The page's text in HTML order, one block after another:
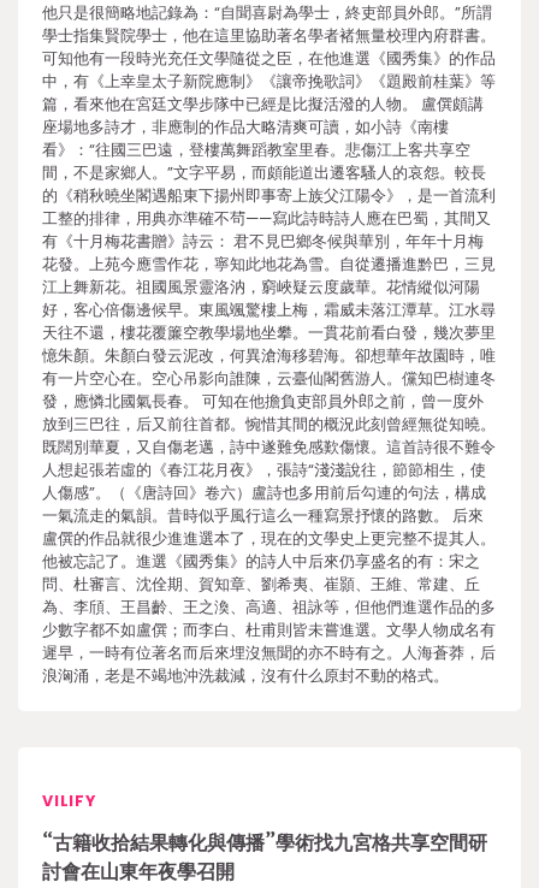
他只是很簡略地記錄為：“自聞喜尉為學士，終吏部員外郎。”所謂
學士指集賢院學士，他在這里協助著名學者褚無量校理內府群書。
可知他有一段時光充任文學隨從之臣，在他進選《國秀集》的作品
中，有《上幸皇太子新院應制》《讓帝挽歌詞》《題殿前桂葉》等
篇，看來他在宮廷文學步隊中已經是比擬活潑的人物。 盧僎頗講
座場地多詩才，非應制的作品大略清爽可讀，如小詩《南樓
看》：“往國三巴遠，登樓萬舞蹈教室里春。悲傷江上客共享空
間，不是家鄉人。”文字平易，而頗能道出遷客騷人的哀怨。較長
的《稍秋曉坐閣遇船東下揚州即事寄上族父江陽令》，是一首流利
工整的排律，用典亦準確不茍——寫此詩時詩人應在巴蜀，其間又
有《十月梅花書贈》詩云： 君不見巴鄉冬候與華別，年年十月梅
花發。上苑今應雪作花，寧知此地花為雪。自從遷播進黔巴，三見
江上舞新花。祖國風景靈洛汭，窮峽疑云度歲華。花情縱似河陽
好，客心倍傷邊候早。東風颯驚樓上梅，霜威未落江潭草。江水尋
天往不還，樓花覆簾空教學場地坐攀。一貫花前看白發，幾次夢里
憶朱顏。朱顏白發云泥改，何異滄海移碧海。卻想華年故園時，唯
有一片空心在。空心吊影向誰陳，云臺仙閣舊游人。儻知巴樹連冬
發，應憐北國氣長春。 可知在他擔負吏部員外郎之前，曾一度外
放到三巴往，后又前往首都。惋惜其間的概況此刻曾經無從知曉。
既闊別華夏，又自傷老邁，詩中遂難免感歎傷懷。這首詩很不難令
人想起張若虛的《春江花月夜》，張詩“淺淺說往，節節相生，使
人傷感”。（《唐詩回》卷六）盧詩也多用前后勾連的句法，構成
一氣流走的氣韻。昔時似乎風行這么一種寫景抒懷的路數。 后來
盧僎的作品就很少進進選本了，現在的文學史上更完整不提其人。
他被忘記了。進選《國秀集》的詩人中后來仍享盛名的有：宋之
問、杜審言、沈佺期、賀知章、劉希夷、崔顥、王維、常建、丘
為、李頎、王昌齡、王之渙、高適、祖詠等，但他們進選作品的多
少數字都不如盧僎；而李白、杜甫則皆未嘗進選。文學人物成名有
遲早，一時有位著名而后來埋沒無聞的亦不時有之。人海蒼莽，后
浪洶涌，老是不竭地沖洗裁減，沒有什么原封不動的格式。
VILIFY
“古籍收拾結果轉化與傳播”學術找九宮格共享空間研
討會在山東年夜學召開